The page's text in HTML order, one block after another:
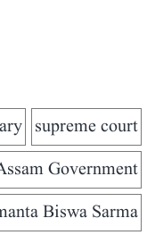
supreme court
Government
Biswa Sarma